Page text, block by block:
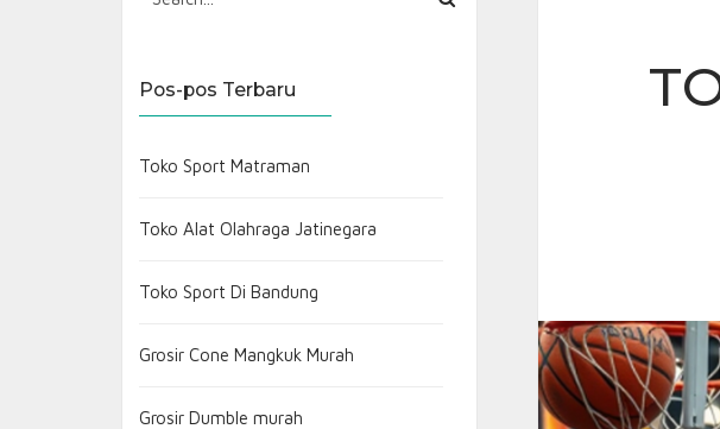
Pos-pos Terbaru
Toko Sport Matraman
Toko Alat Olahraga Jatinegara
Toko Sport Di Bandung
Grosir Cone Mangkuk Murah
Grosir Dumble murah